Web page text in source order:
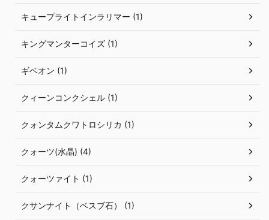
キュープライトインラリマー (1)
キングマンターコイズ (1)
ギベオン (1)
クィーンコンクシェル (1)
クォンタムクワトロシリカ (1)
クォーツ(水晶) (4)
クォーツァイト (1)
クサンナイト（ベスブ石） (1)